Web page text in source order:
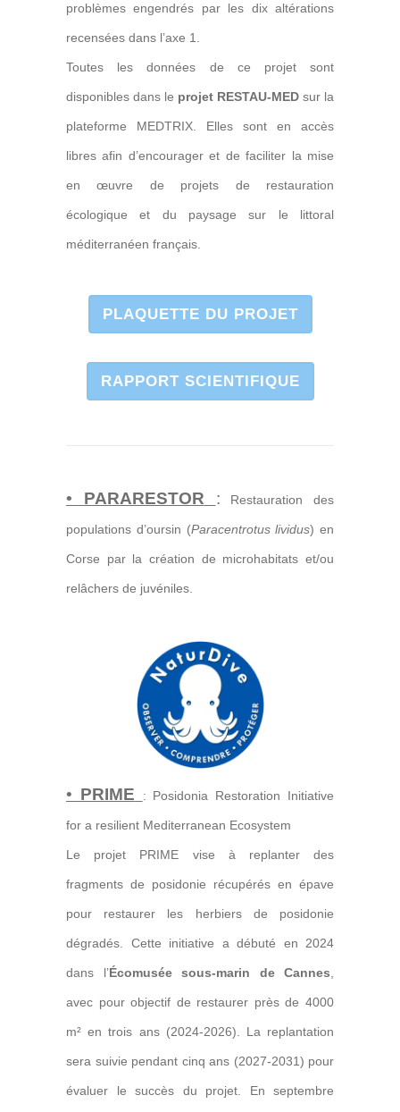
problèmes engendrés par les dix altérations
recensées dans l’axe 1.
Toutes les données de ce projet sont
disponibles dans le projet RESTAU-MED sur la
plateforme MEDTRIX. Elles sont en accès
libres afin d’encourager et de faciliter la mise
en œuvre de projets de restauration
écologique et du paysage sur le littoral
méditerranéen français.
PLAQUETTE DU PROJET
RAPPORT SCIENTIFIQUE
• PARARESTOR : Restauration des
populations d’oursin (Paracentrotus lividus) en
Corse par la création de microhabitats et/ou
relâchers de juvéniles.
• PRIME : Posidonia Restoration Initiative
for a resilient Mediterranean Ecosystem
Le projet PRIME vise à replanter des
fragments de posidonie récupérés en épave
pour restaurer les herbiers de posidonie
dégradés. Cette initiative a débuté en 2024
dans l’Écomusée sous-marin de Cannes,
avec pour objectif de restaurer près de 4000
m² en trois ans (2024-2026). La replantation
sera suivie pendant cinq ans (2027-2031) pour
évaluer le succès du projet. En septembre